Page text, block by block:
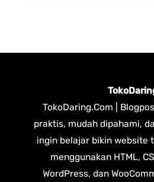
TokoDaring.Com |
praktis, mudah dipahami,
ingin belajar bikin website
menggunakan HTML,
WordPress, dan